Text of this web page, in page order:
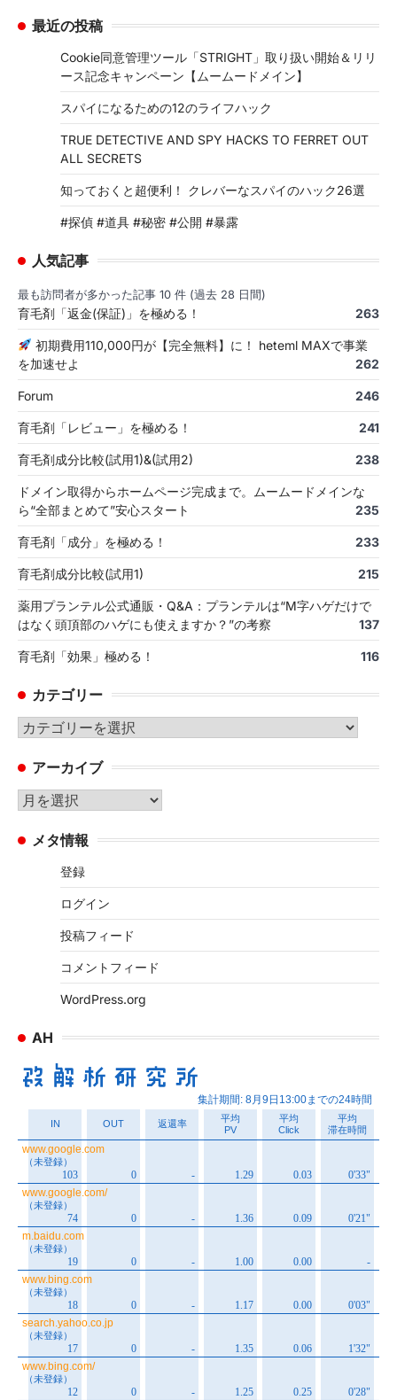
最近の投稿
Cookie同意管理ツール「STRIGHT」取り扱い開始＆リリ
ース記念キャンペーン【ムームードメイン】
スパイになるための12のライフハック
TRUE DETECTIVE AND SPY HACKS TO FERRET OUT
ALL SECRETS
知っておくと超便利！ クレバーなスパイのハック26選
#探偵 #道具 #秘密 #公開 #暴露
人気記事
最も訪問者が多かった記事 10 件 (過去 28 日間)
育毛剤「返金(保証)」を極める！ 263
初期費用110,000円が【完全無料】に！ heteml MAXで事業
を加速せよ
262
Forum 246
育毛剤「レビュー」を極める！ 241
育毛剤成分比較(試用1)&(試用2) 238
ドメイン取得からホームページ完成まで。ムームードメインな
ら“全部まとめて”安心スタート
235
育毛剤「成分」を極める！ 233
育毛剤成分比較(試用1) 215
薬用プランテル公式通販・Q&A：プランテルは“M字ハゲだけで
はなく頭頂部のハゲにも使えますか？”の考察
137
育毛剤「効果」極める！ 116
カテゴリー
カ
ゴ
リ
ー
アーカイブ
ア
カ メタ情報
登録
ログイン
投稿フィード
コメントフィード
WordPress.org
AH